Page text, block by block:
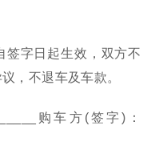
签字日起生效，双方不
，不退车及车款。
购车方(签字)：